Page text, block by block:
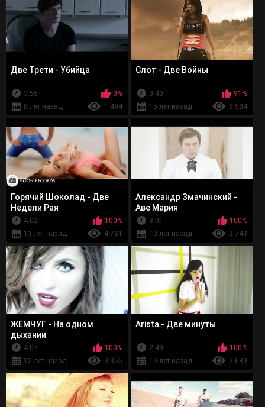
Две Трети - Убийца
3:56
0%
8 лет назад
1 494
Слот - Две Войны
3:43
91%
15 лет назад
6 584
Горячий Шоколад - Две
Недели Рая
4:02
100%
13 лет назад
4 731
Александр Змачинский -
Аве Мария
3:01
100%
10 лет назад
2 743
ЖЕМЧУГ - На одном
дыхании
4:07
100%
12 лет назад
3 356
Arista - Две минуты
2:49
100%
10 лет назад
2 689